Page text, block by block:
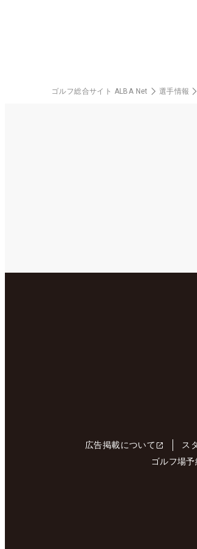
ゴルフ総合サイト ALBA Net 選手情報
広告掲載について ス
ゴルフ場